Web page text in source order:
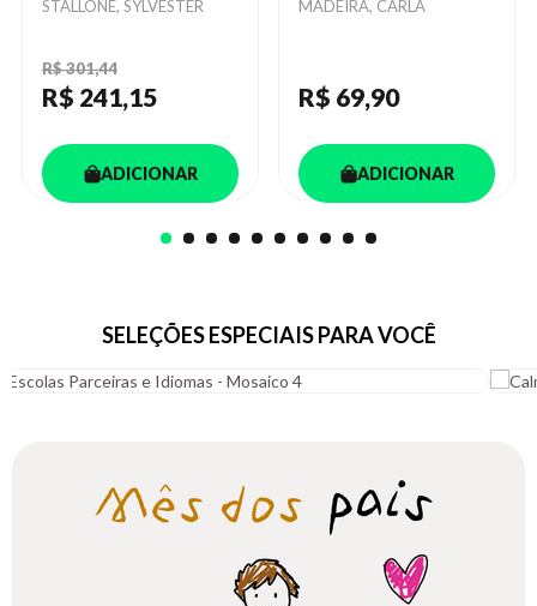
Autor
STALLONE, SYLVESTER
R$ 301,44
R$ 241,15
ADICIONAR
Autor
MADEIRA, CARLA
R$ 69,90
ADICIONAR
SELEÇÕES ESPECIAIS PARA VOCÊ